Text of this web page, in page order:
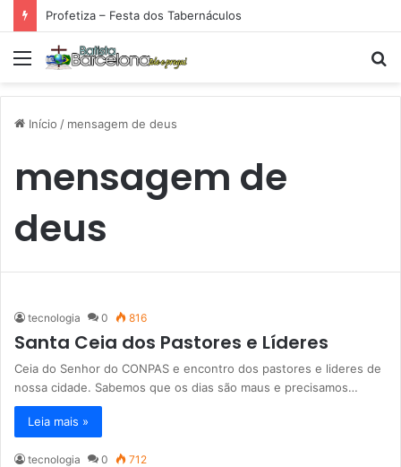
Profetiza – Festa dos Tabernáculos
Menu
Início / mensagem de deus
mensagem de
deus
tecnologia 0 816
Santa Ceia dos Pastores e Líderes
Ceia do Senhor do CONPAS e encontro dos pastores e lideres de
nossa cidade. Sabemos que os dias são maus e precisamos…
Leia mais »
tecnologia 0 712